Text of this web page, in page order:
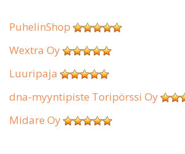
PuhelinShop
Wextra Oy
Luuripaja
dna-myyntipiste Toripörssi Oy
Midare Oy